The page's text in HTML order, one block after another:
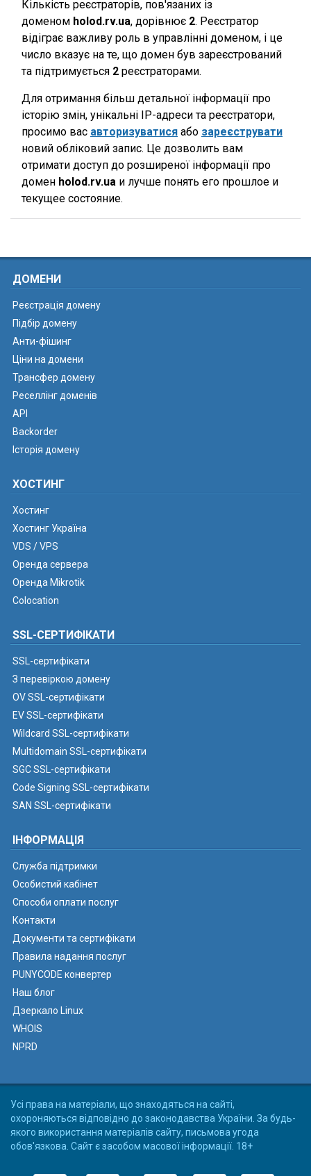
Кількість реєстраторів, пов'язаних із
доменом holod.rv.ua, дорівнює 2. Реєстратор
відіграє важливу роль в управлінні доменом, і це
число вказує на те, що домен був зареєстрований
та підтримується 2 реєстраторами.
Для отримання більш детальної інформації про
історію змін, унікальні IP-адреси та реєстратори,
просимо вас авторизуватися або зареєструвати
новий обліковий запис. Це дозволить вам
отримати доступ до розширеної інформації про
домен holod.rv.ua и лучше понять его прошлое и
текущее состояние.
ДОМЕНИ
Реєстрація домену
Підбір домену
Анти-фішинг
Ціни на домени
Трансфер домену
Реселлінг доменів
API
Backorder
Історія домену
ХОСТИНГ
Хостинг
Хостинг Україна
VDS / VPS
Оренда сервера
Оренда Mikrotik
Colocation
SSL-СЕРТИФІКАТИ
SSL-сертифікати
З перевіркою домену
OV SSL-сертифікати
EV SSL-сертифікати
Wildcard SSL-сертифікати
Multidomain SSL-сертифікати
SGC SSL-сертифікати
Code Signing SSL-сертифікати
SAN SSL-сертифікати
ІНФОРМАЦІЯ
Служба підтримки
Особистий кабінет
Способи оплати послуг
Контакти
Документи та сертифікати
Правила надання послуг
PUNYCODE конвертер
Наш блог
Дзеркало Linux
WHOIS
NPRD
Усі права на матеріали, що знаходяться на сайті,
охороняються відповідно до законодавства України. За будь-
якого використання матеріалів сайту, письмова угода
обов'язкова. Сайт є засобом масової інформації. 18+